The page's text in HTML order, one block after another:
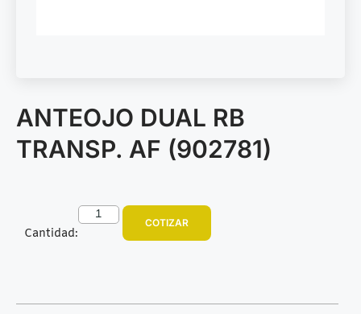
ANTEOJO DUAL RB
TRANSP. AF (902781)
Cantidad:
COTIZAR